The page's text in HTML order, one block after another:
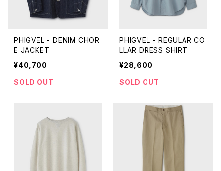
PHIGVEL - DENIM CHOR
E JACKET
¥40,700
SOLD OUT
PHIGVEL - REGULAR CO
LLAR DRESS SHIRT
¥28,600
SOLD OUT